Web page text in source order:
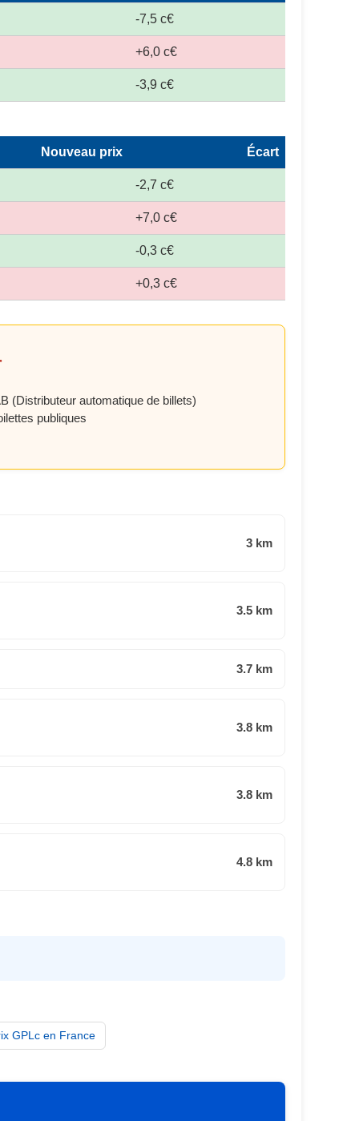
-7,5 c€
+6,0 c€
-3,9 c€
Nouveau prix Écart
-2,7 c€
+7,0 c€
-0,3 c€
+0,3 c€
(Distributeur automatique de billets)
publiques
3 km
3.5 km
3.7 km
3.8 km
3.8 km
4.8 km
GPLc en France